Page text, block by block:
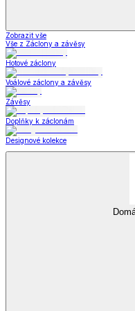
Zobrazit vše
Vše z Záclony a závěsy
Hotové záclony
Voálové záclony a závěsy
Závěsy
Doplňky k záclonám
Designové kolekce